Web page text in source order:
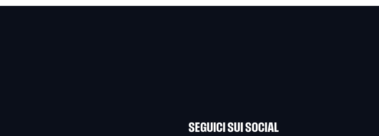
SEGUICI SUI SOCIAL